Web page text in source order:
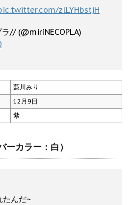
zlLYHbstjH
// (@miriNECOPLA)
藍川みり
12月9日
紫
ーカラー：白）
たんだ~